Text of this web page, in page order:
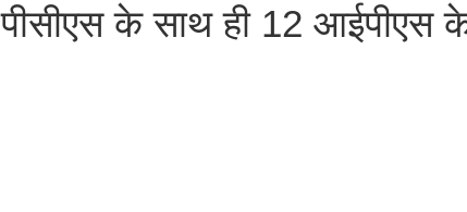
पीसीएस के साथ ही 12 आईपीएस